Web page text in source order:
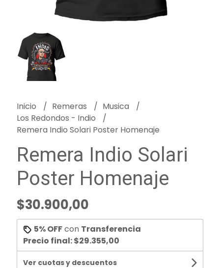
Inicio Remeras
Musica
Los Redondos - Indio
Remera Indio Solari Poster Homenaje
Remera Indio Solari
Poster Homenaje
$30.900,00
5% OFFcon Transferencia
Precio final:$29.355,00
Ver cuotas y descuentos